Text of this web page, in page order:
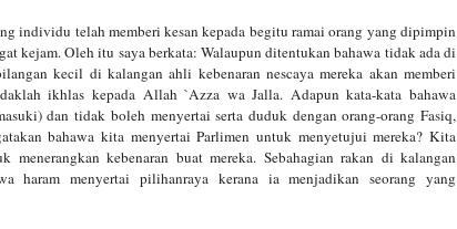
individu telah memberi kesan kepada begitu ramai orang yang dipimpin
kejam. Oleh itu saya berkata: Walaupun ditentukan bahawa tidak ada di
kecil di kalangan ahli kebenaran nescaya mereka akan memberi
ikhlas kepada Allah `Azza wa Jalla. Adapun kata-kata bahawa
dan tidak boleh menyertai serta duduk dengan orang-orang Fasiq,
bahawa kita menyertai Parlimen untuk menyetujui mereka? Kita
menerangkan kebenaran buat mereka. Sebahagian rakan di kalangan
haram menyertai pilihanraya kerana ia menjadikan seorang yang